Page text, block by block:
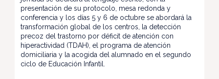
presentación de su protocolo, mesa redonda y
conferencia y los días 5 y 6 de octubre se abordará la
transformación global de los centros, la detección
precoz del trastorno por déficit de atención con
hiperactividad (TDAH), el programa de atención
domiciliaria y la acogida del alumnado en el segundo
ciclo de Educación Infantil.